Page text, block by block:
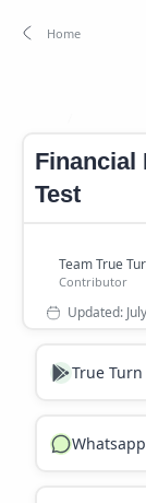
Financial
Test
True